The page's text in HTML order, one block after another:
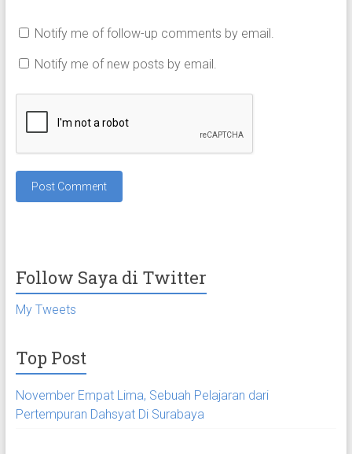
Notify me of follow-up comments by email.
Notify me of new posts by email.
Follow Saya di Twitter
My Tweets
Top Post
November Empat Lima, Sebuah Pelajaran dari
Pertempuran Dahsyat Di Surabaya